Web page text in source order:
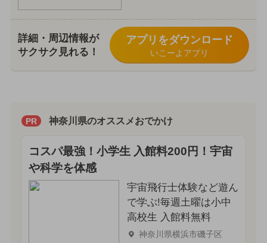
詳細・周辺情報が
サクサク見れる！
アプリをダウンロード
いこーよアプリ
PR 神奈川県のオススメおでかけ
コスパ最強！小学生 入館料200円！宇宙
や科学を体感
宇宙飛行士体験など遊ん
で学ぶ!毎週土曜は小中
高校生 入館料無料
神奈川県横浜市磯子区